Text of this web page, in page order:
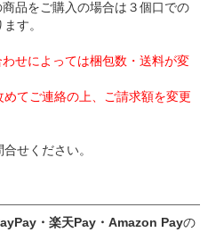
品をご購入の場合は３個口での
す。
せによっては梱包数・送料が変
てご連絡の上、ご請求額を変更
せください。
・楽天Pay・Amazon Payの